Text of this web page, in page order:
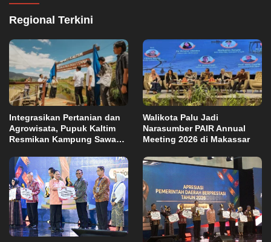
Regional Terkini
Integrasikan Pertanian dan
Agrowisata, Pupuk Kaltim
Resmikan Kampung Sawah
Walikota Palu Jadi
Narasumber PAIR Annual
Meeting 2026 di Makassar